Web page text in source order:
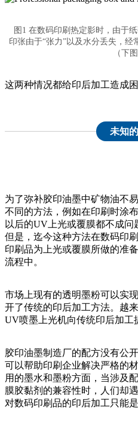
图1 在数码印刷热定影时，由于
印张由于“张力”以及水分丢失，
（下
这两种情况都给印后加工造成困
未知
为了弥补胶印油墨中矿物油不
不同的方法，例如在印刷时涂
以后的UV上光或覆膜都不成问
但是，迄今这种方法在数码印
印刷品为上光或覆膜所做的准
流程中。
市场上现有的透明墨粉可以实
开了传统的印后加工方法。越
UV喷墨上光机向传统印后加工
胶印油墨制造厂的配方没有公
可以帮助印刷企业解决严格的
用的墨水和墨粉方面，当涉及
膜胶黏剂的兼容性时，人们却
对数码印刷品的印后加工只能